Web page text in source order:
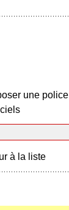
une police
à la liste